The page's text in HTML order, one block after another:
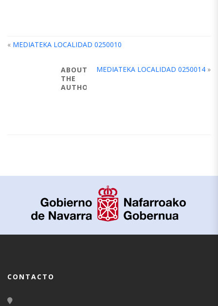
« MEDIATEKA LOCALIDAD 0250010
MEDIATEKA LOCALIDAD 0250014 »
ABOUT
THE
AUTHOR
CONTACTO